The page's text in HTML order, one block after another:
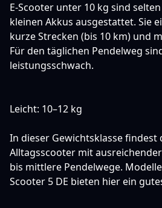
E-Scooter unter 10 kg sind
kleinen Akkus ausgestattet. Sie
kurze Strecken (bis 10 km) und
Für den täglichen Pendelweg
leistungsschwach.
Leicht: 10–12 kg
In dieser Gewichtsklasse findest
Alltagsscooter mit
bis mittlere Pendelwege.
Scooter 5 DE bieten hier ein